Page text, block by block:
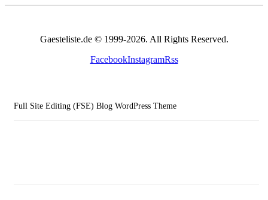
Gaesteliste.de © 1999-2026. All Rights Reserved.
FacebookInstagramRss
Full Site Editing (FSE) Blog WordPress Theme